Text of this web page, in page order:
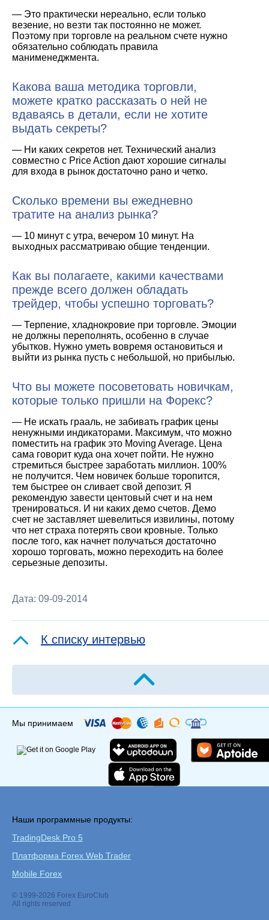
— Это практически нереально, если только
везение, но везти так постоянно не может.
Поэтому при торговле на реальном счете нужно
обязательно соблюдать правила
манименеджмента.
Какова ваша методика торговли,
можете кратко рассказать о ней не
вдаваясь в детали, если не хотите
выдать секреты?
— Ни каких секретов нет. Технический анализ
совместно с Price Action дают хорошие сигналы
для входа в рынок достаточно рано и четко.
Сколько времени вы ежедневно
тратите на анализ рынка?
— 10 минут с утра, вечером 10 минут. На
выходных рассматриваю общие тенденции.
Как вы полагаете, какими качествами
прежде всего должен обладать
трейдер, чтобы успешно торговать?
— Терпение, хладнокровие при торговле. Эмоции
не должны переполнять, особенно в случае
убытков. Нужно уметь вовремя остановиться и
выйти из рынка пусть с небольшой, но прибылью.
Что вы можете посоветовать новичкам,
которые только пришли на Форекс?
— Не искать грааль, не забивать график цены
ненужными индикаторами. Максимум, что можно
поместить на график это Moving Average. Цена
сама говорит куда она хочет пойти. Не нужно
стремиться быстрее заработать миллион. 100%
не получится. Чем новичек больше торопится,
тем быстрее он сливает свой депозит. Я
рекомендую завести центовый счет и на нем
тренироваться. И ни каких демо счетов. Демо
счет не заставляет шевелиться извилины, потому
что нет страха потерять свои кровные. Только
после того, как начнет получаться достаточно
хорошо торговать, можно переходить на более
серьезные депозиты.
Дата: 09-09-2014
К списку интервью
Мы принимаем
Наши программные продукты:
TradingDesk Pro 5
Платформа Forex Web Trader
Mobile Forex
© 1999-2026 Forex EuroClub
All rights reserved